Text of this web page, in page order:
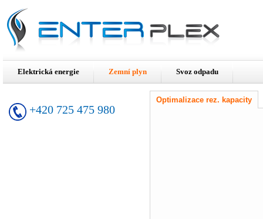
Elektrická energie Zemní plyn Svoz odpadu
+420 725 475 980
Optimalizace rez. kapacity